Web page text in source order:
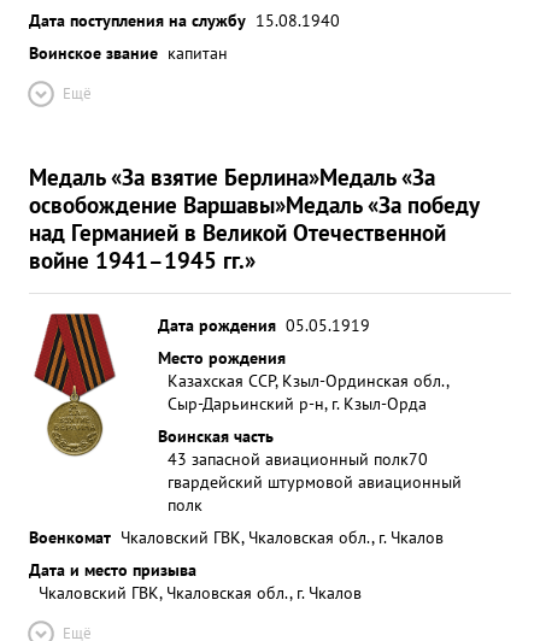
Дата поступления на службу 15.08.1940
Воинское звание капитан
Ещё
Медаль «За взятие Берлина»Медаль «За
освобождение Варшавы»Медаль «За победу
над Германией в Великой Отечественной
войне 1941–1945 гг.»
Дата рождения 05.05.1919
Место рождения
Казахская ССР, Кзыл-Ординская обл.,
Сыр-Дарьинский р-н, г. Кзыл-Орда
Воинская часть
43 запасной авиационный полк70
гвардейский штурмовой авиационный
полк
Военкомат Чкаловский ГВК, Чкаловская обл., г. Чкалов
Дата и место призыва
Чкаловский ГВК, Чкаловская обл., г. Чкалов
Ещё